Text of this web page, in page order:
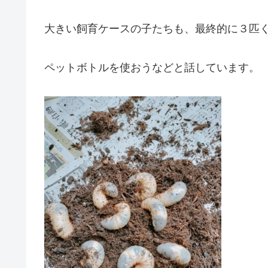
大きい飼育ケースの子たちも、最終的に３匹
ペットボトルを使おうなどと話しています。